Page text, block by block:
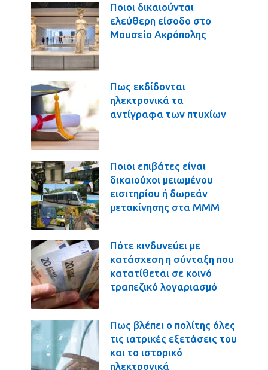
Ποιοι δικαιούνται
ελεύθερη είσοδο στο
Μουσείο Ακρόπολης
Πως εκδίδονται
ηλεκτρονικά τα
αντίγραφα των πτυχίων
Ποιοι επιβάτες είναι
δικαιούχοι μειωμένου
εισιτηρίου ή δωρεάν
μετακίνησης στα ΜΜΜ
Πότε κινδυνεύει με
κατάσχεση η σύνταξη που
κατατίθεται σε κοινό
τραπεζικό λογαριασμό
Πως βλέπει ο πολίτης όλες
τις ιατρικές εξετάσεις του
και το ιστορικό
ηλεκτρονικά